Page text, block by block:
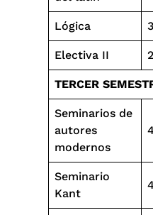
Lógica 3
Electiva II 2
TERCER
Seminarios de
autores
modernos
Seminario
Kant